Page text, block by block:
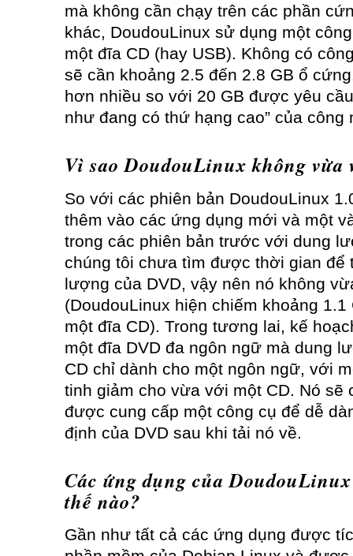
mà không cần chạy trên các phần
khác, DoudouLinux sử dụng một
một đĩa CD (hay USB). Không có
sẽ cần khoảng 2.5 đến 2.8 GB ổ
hơn nhiều so với 20 GB được yêu
như đang có thứ hạng cao” của công
Vì sao DoudouLinux không vừa
So với các phiên bản DoudouLinux
thêm vào các ứng dụng mới và một
trong các phiên bản trước với dung
chúng tôi chưa tìm được thời gian để
lượng của DVD, vậy nên nó không
(DoudouLinux hiện chiếm khoảng
một đĩa CD). Trong tương lai, kế
một đĩa DVD đa ngôn ngữ mà dung
CD chỉ dành cho một ngôn ngữ, với
tinh giảm cho vừa với một CD. Nó sẽ
được cung cấp một công cụ để dễ
định của DVD sau khi tải nó về.
Các ứng dụng của
thế nào?
Gần như tất cả các ứng dụng được